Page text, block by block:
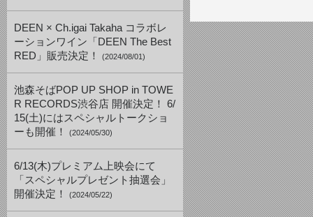
DEEN × Ch.igai Takaha コラボレ
ーションワイン「DEEN The Best
RED」販売決定！
(2024/08/01)
池森そばPOP UP SHOP in TOWE
R RECORDS渋谷店 開催決定！ 6/
15(土)にはスペシャルトークショ
ーも開催！
(2024/05/30)
6/13(木)プレミアム上映会にて
「スペシャルプレゼント抽選会」
開催決定！
(2024/05/22)